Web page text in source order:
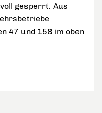
gesperrt. Aus
47 und 158 im oben